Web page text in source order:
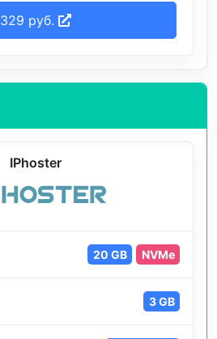
329 руб.
IPhoster
20 GB NVMe
3 GB